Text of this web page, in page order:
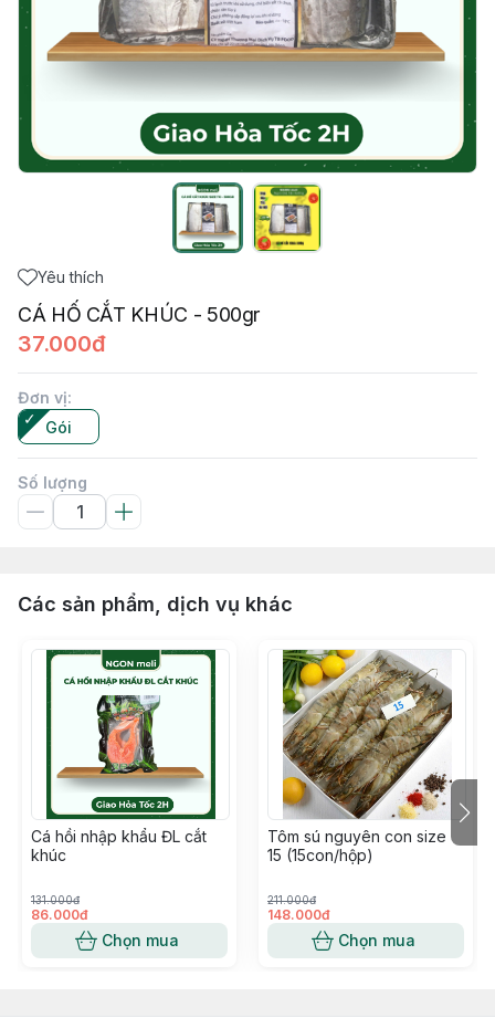
Yêu thích
CÁ HỐ CẮT KHÚC - 500gr
37.000đ
Đơn vị:
Gói
Số lượng
Các sản phẩm, dịch vụ khác
Cá hồi nhập khẩu ĐL cắt
khúc
131.000đ
86.000đ
Chọn mua
Tôm sú nguyên con size
15 (15con/hộp)
211.000đ
148.000đ
Chọn mua